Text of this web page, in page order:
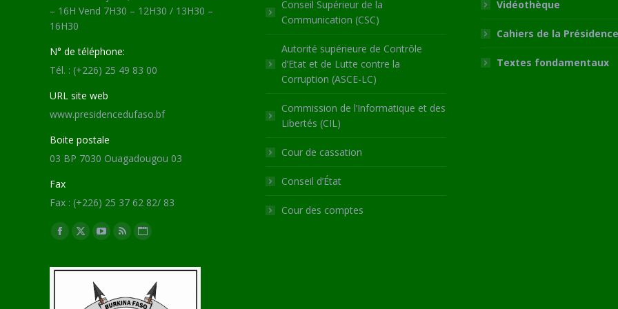
– 16H Vend 7H30 – 12H30 / 13H30 –
16H30
N° de téléphone:
Tél. : (+226) 25 49 83 00
URL site web
www.presidencedufaso.bf
Boite postale
03 BP 7030 Ouagadougou 03
Fax
Fax : (+226) 25 37 62 82/ 83
Trouvez nous sur :
Facebook
opens
X
opens
YouTube
opens
in
RSS
opens
Site
page
opens
Conseil Supérieur de la
Communication (CSC)
Autorité supérieure de Contrôle
d’Etat et de Lutte contre la
Corruption (ASCE-LC)
Commission de l’Informatique et des
Libertés (CIL)
Cour de cassation
Conseil d’État
Cour des comptes
Vidéothèque
Cahiers de la Présidence
Textes fondamentaux